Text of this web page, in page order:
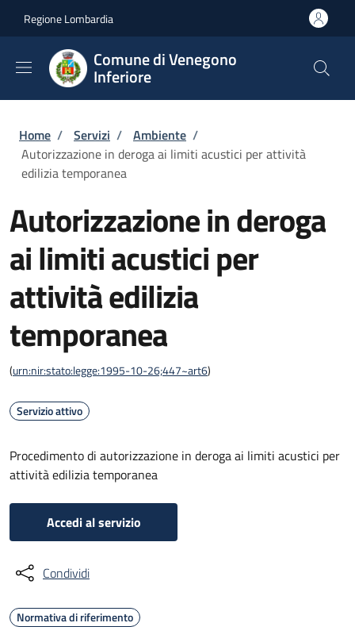
Regione Lombardia
Comune di Venegono
Inferiore
Briciole di pane
Home / Servizi / Ambiente /
Autorizzazione in deroga ai limiti acustici per attività
edilizia temporanea
Autorizzazione in deroga
ai limiti acustici per
attività edilizia
temporanea
(urn:nir:stato:legge:1995-10-26;447~art6)
Servizio attivo
Procedimento di autorizzazione in deroga ai limiti acustici per
attività edilizia temporanea
Accedi al servizio
Condividi
Normativa di riferimento